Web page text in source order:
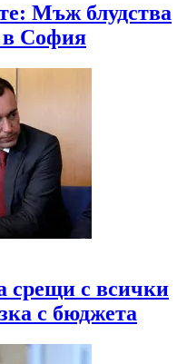
Мъж блудства
в София
срещи с всички
с бюджета